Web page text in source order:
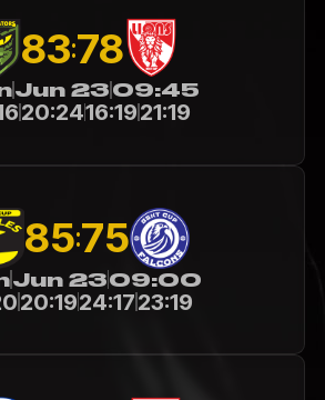
83:78
Jun 2309:45
20:2416:1921:19
85:75
Jun 2309:00
20:1924:1723:19